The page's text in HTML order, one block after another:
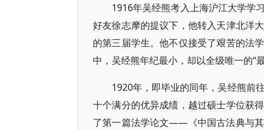
1916年吴经熊考入上海沪江大学学
好友徐志摩的提议下，他转入天津北洋
的第三届学生。他不仅接受了艰苦的法
中，吴经熊年纪最小，却以全级唯一的“
1920年，即毕业的同年，吴经熊前
十个满分的优异成绩，越过硕士学位获
了第一篇法学论文——《中国古法典与